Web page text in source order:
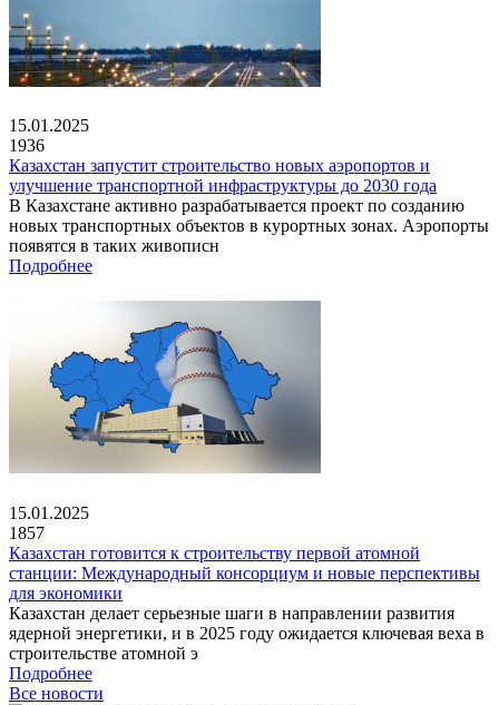
15.01.2025
1936
Казахстан запустит строительство новых аэропортов и
улучшение транспортной инфраструктуры до 2030 года
В Казахстане активно разрабатывается проект по созданию
новых транспортных объектов в курортных зонах. Аэропорты
появятся в таких живописн
Подробнее
15.01.2025
1857
Казахстан готовится к строительству первой атомной
станции: Международный консорциум и новые перспективы
для экономики
Казахстан делает серьезные шаги в направлении развития
ядерной энергетики, и в 2025 году ожидается ключевая веха в
строительстве атомной э
Подробнее
Все новости